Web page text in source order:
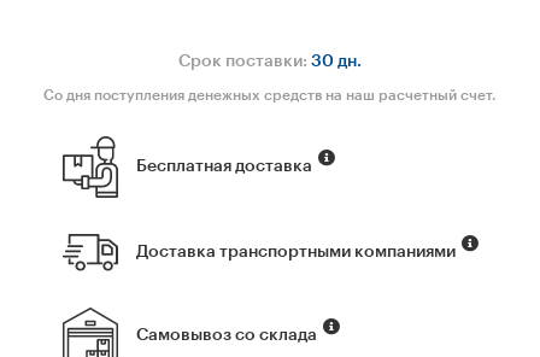
Срок поставки: 30 дн.
Со дня поступления денежных средств на наш расчетный счет.
Бесплатная доставка
Доставка транспортными компаниями
Самовывоз со склада